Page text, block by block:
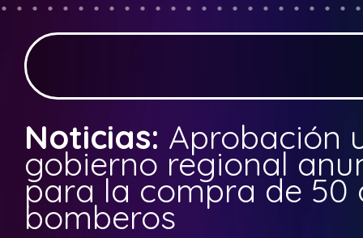
Noticias: Aprobación
gobierno regional
para la compra de 50
bomberos